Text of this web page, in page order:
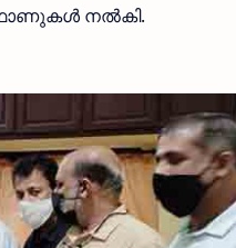
നൽകി.